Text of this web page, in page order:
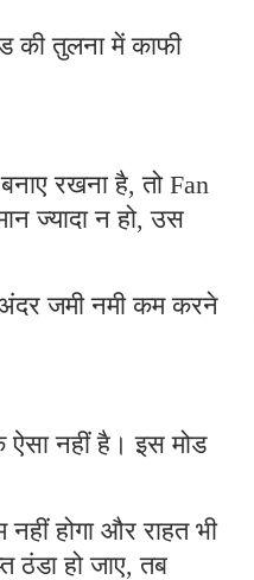
की तुलना में काफी
रखना है, तो Fan
ज्यादा न हो, उस
जमी नमी कम करने
ऐसा नहीं है। इस मोड
होगा और राहत भी
ठंडा हो जाए, तब